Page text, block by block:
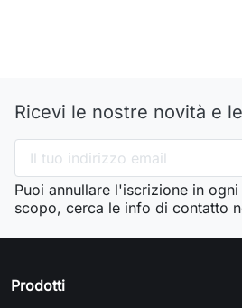
Ricevi le nostre novità e
Puoi annullare l'iscrizione in
scopo, cerca le info di contatto
Prodotti